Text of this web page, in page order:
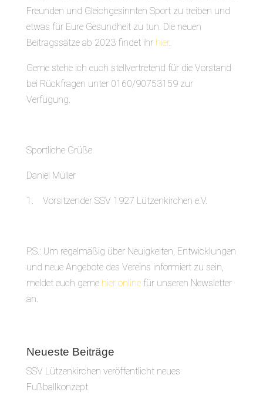
Freunden und Gleichgesinnten Sport zu treiben und
etwas für Eure Gesundheit zu tun. Die neuen
Beitragssätze ab 2023 findet ihr hier.
Gerne stehe ich euch stellvertretend für die Vorstand
bei Rückfragen unter 0160/90753159 zur
Verfügung.
Sportliche Grüße
Daniel Müller
1. Vorsitzender SSV 1927 Lützenkirchen e.V.
P.S.: Um regelmäßig über Neuigkeiten, Entwicklungen
und neue Angebote des Vereins informiert zu sein,
meldet euch gerne hier onlinefür unseren Newsletter
an.
Neueste Beiträge
SSV Lützenkirchen veröffentlicht neues
Fußballkonzept